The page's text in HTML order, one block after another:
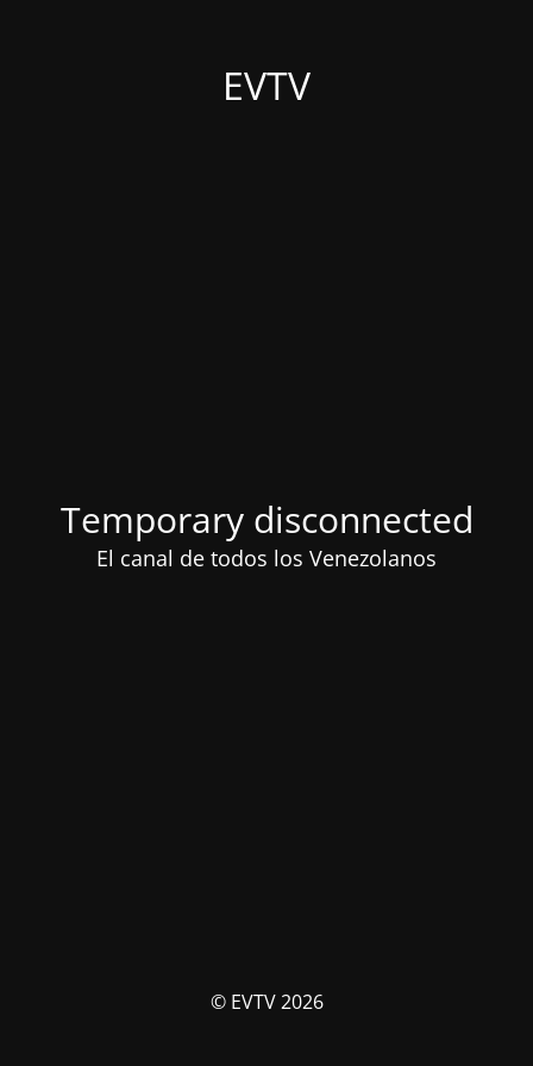
EVTV
Temporary disconnected
El canal de todos los Venezolanos
© EVTV 2026